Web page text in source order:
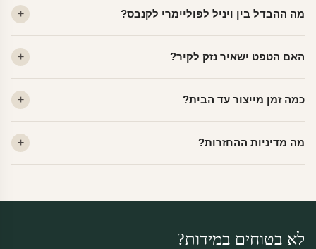
מה ההבדל בין ויניל לפוליימרי לקנבס?
פרמיום. קנבס — בד אמנותי יוקרתי, מט.
האם הטפט ישאיר נזק לקיר?
מתאים לקיר מטויח, גבס, קרמיקה וזכוכית.
כמה זמן מייצור עד הבית?
יוצאות באותו יום.
מה מדיניות ההחזרות?
לא בטוחים במידות?